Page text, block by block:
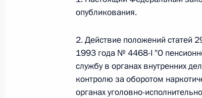
правонарушениях
Федеральный закон от
О ратификации Соглашения между
Республики Беларусь о
опубликования.
2. Действие положений статей
1993 года № 4468-I "О
службу в органах внутренних
контролю за оборотом
органах уголовно-